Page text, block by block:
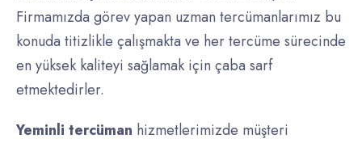
Firmamızda görev yapan uzman tercümanlarımız bu
konuda titizlikle çalışmakta ve her tercüme sürecinde
en yüksek kaliteyi sağlamak için çaba sarf
etmektedirler.
Yeminli tercüman hizmetlerimizde müşteri